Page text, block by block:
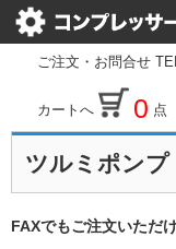
ご注文・お問合せ
カートへ 0 点
ツルミポンプ
FAXでもご注文いただ